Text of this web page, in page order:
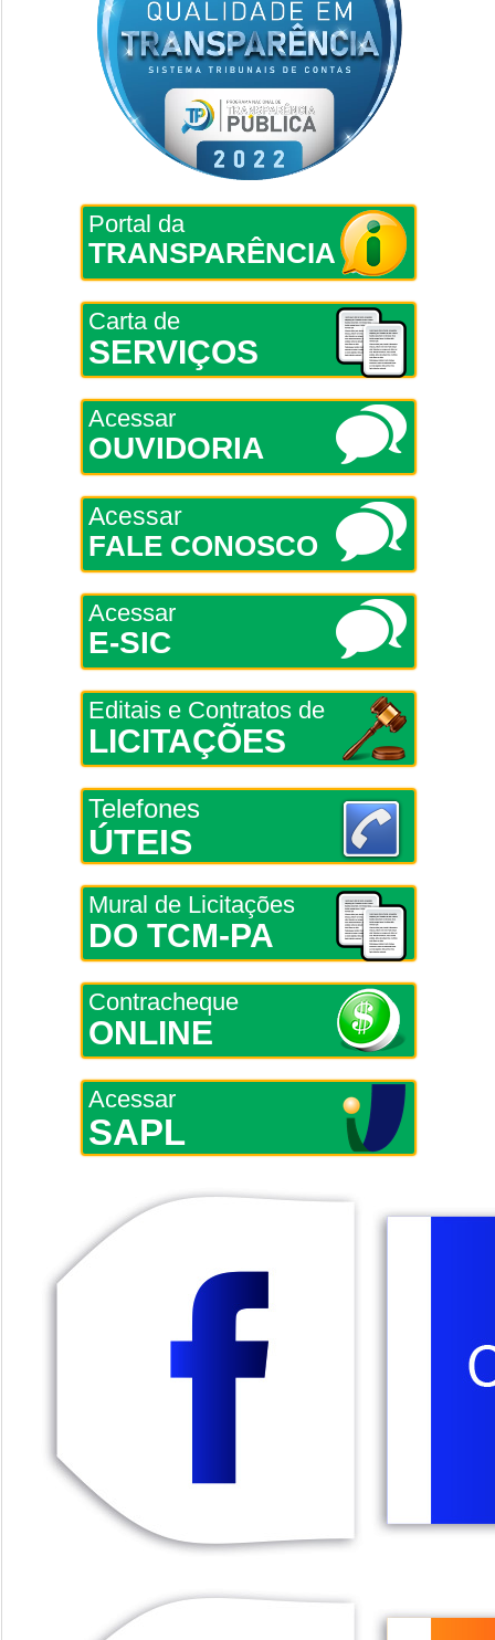
Portal da
TRANSPARÊNCIA
Carta de
SERVIÇOS
Acessar
OUVIDORIA
Acessar
FALE CONOSCO
Acessar
E-SIC
Editais e Contratos de
LICITAÇÕES
Telefones
ÚTEIS
Mural de Licitações
DO TCM-PA
Contracheque
ONLINE
Acessar
SAPL